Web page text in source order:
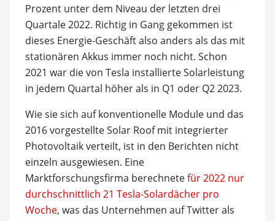
Prozent unter dem Niveau der letzten drei
Quartale 2022. Richtig in Gang gekommen ist
dieses Energie-Geschäft also anders als das mit
stationären Akkus immer noch nicht. Schon
2021 war die von Tesla installierte Solarleistung
in jedem Quartal höher als in Q1 oder Q2 2023.
Wie sie sich auf konventionelle Module und das
2016 vorgestellte Solar Roof mit integrierter
Photovoltaik verteilt, ist in den Berichten nicht
einzeln ausgewiesen. Eine
Marktforschungsfirma berechnetefür 2022 nur
durchschnittlich 21 Tesla-Solardächer pro
Woche, was das Unternehmen auf Twitter als